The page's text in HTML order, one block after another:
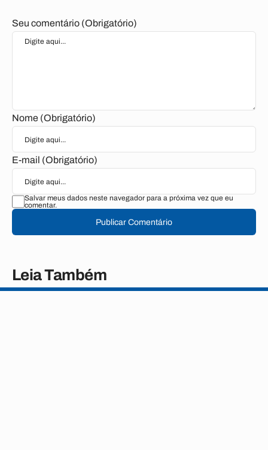
Seu comentário (Obrigatório)
Nome (Obrigatório)
E-mail (Obrigatório)
Salvar meus dados neste navegador para a próxima vez que eu
comentar.
Publicar Comentário
Leia Também